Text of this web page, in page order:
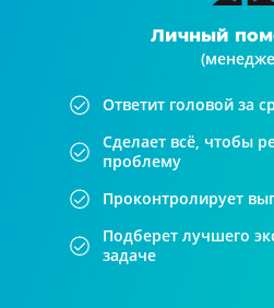
Личный
Ответит головой за
Сделает всё, чтобы
проблему
Проконтролирует
Подберет лучшего
задаче